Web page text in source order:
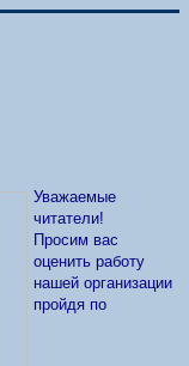
Уважаемые
читатели!
Просим вас
оценить работу
нашей организации
пройдя по